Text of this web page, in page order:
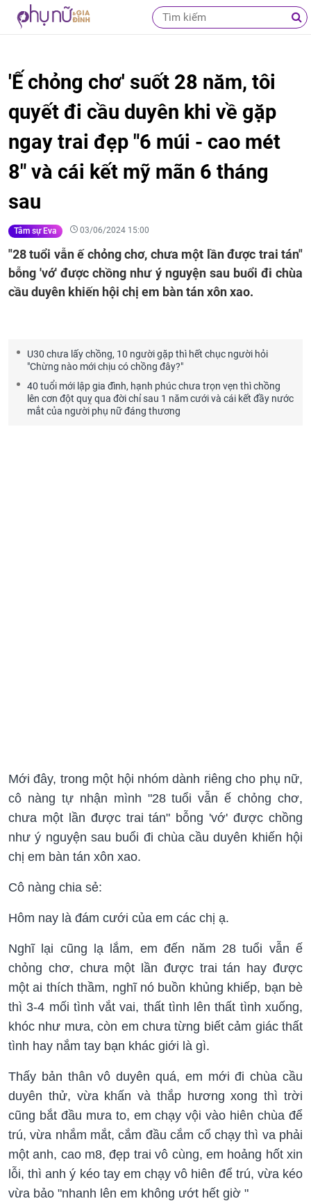
'Ế chỏng chơ' suốt 28 năm, tôi
quyết đi cầu duyên khi về gặp
ngay trai đẹp "6 múi - cao mét
8" và cái kết mỹ mãn 6 tháng
sau
Tâm sự Eva 03/06/2024 15:00
"28 tuổi vẫn ế chỏng chơ, chưa một lần được trai tán"
bỗng 'vớ' được chồng như ý nguyện sau buổi đi chùa
cầu duyên khiến hội chị em bàn tán xôn xao.
U30 chưa lấy chồng, 10 người gặp thì hết chục người hỏi
"Chừng nào mới chịu có chồng đây?"
40 tuổi mới lập gia đình, hạnh phúc chưa trọn vẹn thì chồng
lên cơn đột quỵ qua đời chỉ sau 1 năm cưới và cái kết đầy nước
mắt của người phụ nữ đáng thương
Mới đây, trong một hội nhóm dành riêng cho phụ nữ,
cô nàng tự nhận mình "28 tuổi vẫn ế chỏng chơ,
chưa một lần được trai tán" bỗng 'vớ' được chồng
như ý nguyện sau buổi đi chùa cầu duyên khiến hội
chị em bàn tán xôn xao.
Cô nàng chia sẻ:
Hôm nay là đám cưới của em các chị ạ.
Nghĩ lại cũng lạ lắm, em đến năm 28 tuổi vẫn ế
chỏng chơ, chưa một lần được trai tán hay được
một ai thích thầm, nghĩ nó buồn khủng khiếp, bạn bè
thì 3-4 mối tình vắt vai, thất tình lên thất tình xuống,
khóc như mưa, còn em chưa từng biết cảm giác thất
tình hay nắm tay bạn khác giới là gì.
Thấy bản thân vô duyên quá, em mới đi chùa cầu
duyên thử, vừa khấn và thắp hương xong thì trời
cũng bắt đầu mưa to, em chạy vội vào hiên chùa để
trú, vừa nhắm mắt, cắm đầu cắm cổ chạy thì va phải
một anh, cao m8, đẹp trai vô cùng, em hoảng hốt xin
lỗi, thì anh ý kéo tay em chạy vô hiên để trú, vừa kéo
vừa bảo "nhanh lên em không ướt hết giờ "